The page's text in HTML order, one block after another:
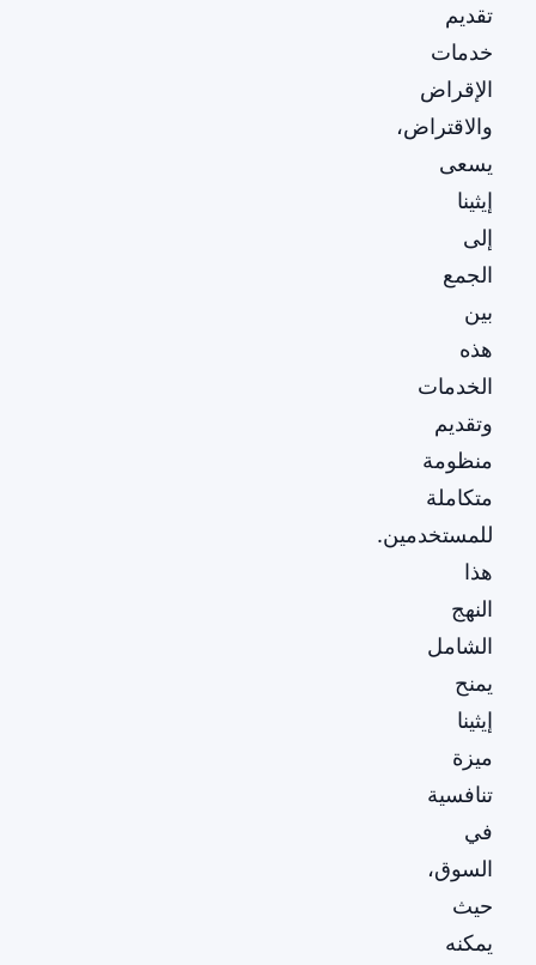
تقديم
خدمات
الإقراض
والاقتراض،
يسعى
إيثينا
إلى
الجمع
بين
هذه
الخدمات
وتقديم
منظومة
متكاملة
للمستخدمين.
هذا
النهج
الشامل
يمنح
إيثينا
ميزة
تنافسية
في
السوق،
حيث
يمكنه